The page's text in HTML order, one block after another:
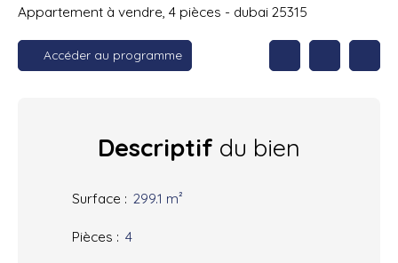
Appartement à vendre, 4 pièces - dubai 25315
Accéder au programme
Descriptif du bien
Surface : 299.1 m²
Pièces : 4